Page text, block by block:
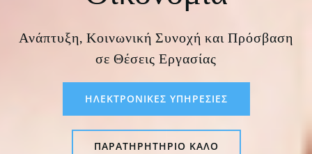
Ανάπτυξη, Κοινωνική Συνοχή και Πρόσβαση
σε Θέσεις Εργασίας
ΗΛΕΚΤΡΟΝΙΚΕΣ ΥΠΗΡΕΣΙΕΣ
ΠΑΡΑΤΗΡΗΤΗΡΙΟ ΚΑΛΟ